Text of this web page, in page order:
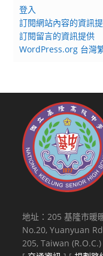
登入
訂閱網站內容的資訊
訂閱留言的資訊提供
WordPress.org 台灣
地址：205 基隆市暖
No.20, Yuanyuan
205, Taiwan (R.O.C.)